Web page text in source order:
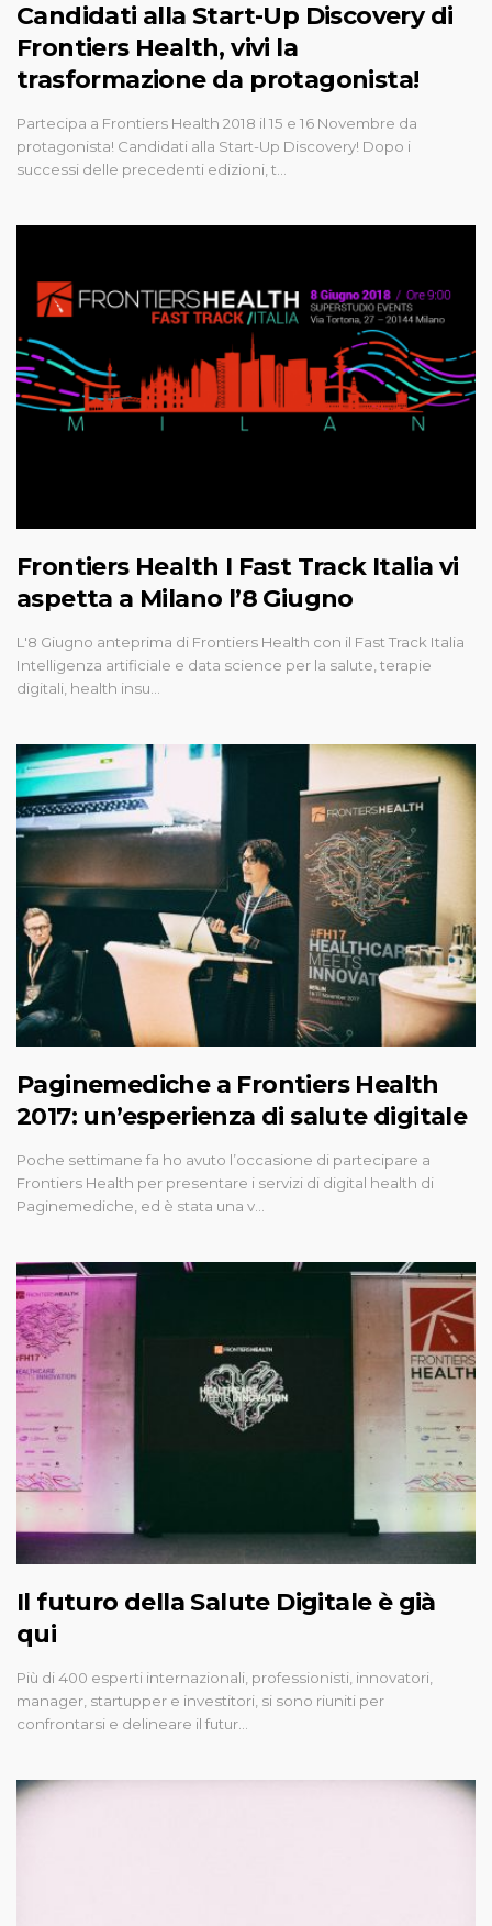
Candidati alla Start-Up Discovery di
Frontiers Health, vivi la
trasformazione da protagonista!
Partecipa a Frontiers Health 2018 il 15 e 16 Novembre da
protagonista! Candidati alla Start-Up Discovery! Dopo i
successi delle precedenti edizioni, t…
Frontiers Health I Fast Track Italia vi
aspetta a Milano l’8 Giugno
L'8 Giugno anteprima di Frontiers Health con il Fast Track Italia
Intelligenza artificiale e data science per la salute, terapie
digitali, health insu…
Paginemediche a Frontiers Health
2017: un’esperienza di salute digitale
Poche settimane fa ho avuto l’occasione di partecipare a
Frontiers Health per presentare i servizi di digital health di
Paginemediche, ed è stata una v…
Il futuro della Salute Digitale è già
qui
Più di 400 esperti internazionali, professionisti, innovatori,
manager, startupper e investitori, si sono riuniti per
confrontarsi e delineare il futur…